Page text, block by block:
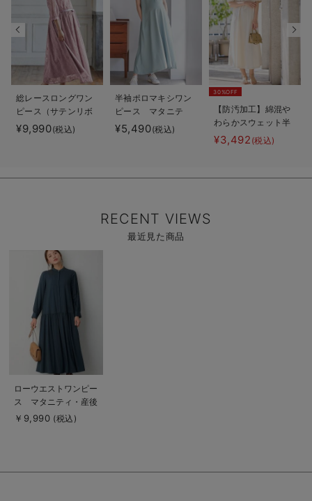
総レースロングワン
ピース（サテンリボ
ンベルト付） マタ
ニティ・授乳服【出
¥9,990(税込)
半袖ポロマキシワン
ピース マタニテ
ィ・授乳服【出産後
も長く使える】
¥5,490(税込)
30%OFF
【防汚加工】綿混や
わらかスウェット半
袖フレアワンピー
ス マタニティ・産
える】
¥3,492 (税込)
RECENT VIEWS
最近見た商品
商
品
詳
を
ローウエストワンピー
ス マタニティ・産後
授乳服【出産後も長く
￥9,990 (税込)